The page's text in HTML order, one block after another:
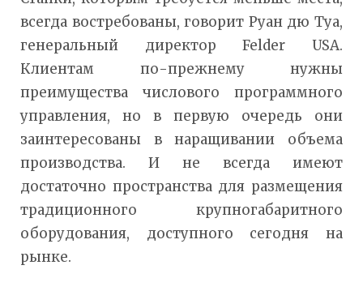
всегда востребованы, говорит Руан дю Туа,
генеральный директор Felder USA.
Клиентам по-прежнему нужны
преимущества числового программного
управления, но в первую очередь они
заинтересованы в наращивании объема
производства. И не всегда имеют
достаточно пространства для размещения
традиционного крупногабаритного
оборудования, доступного сегодня на
рынке.